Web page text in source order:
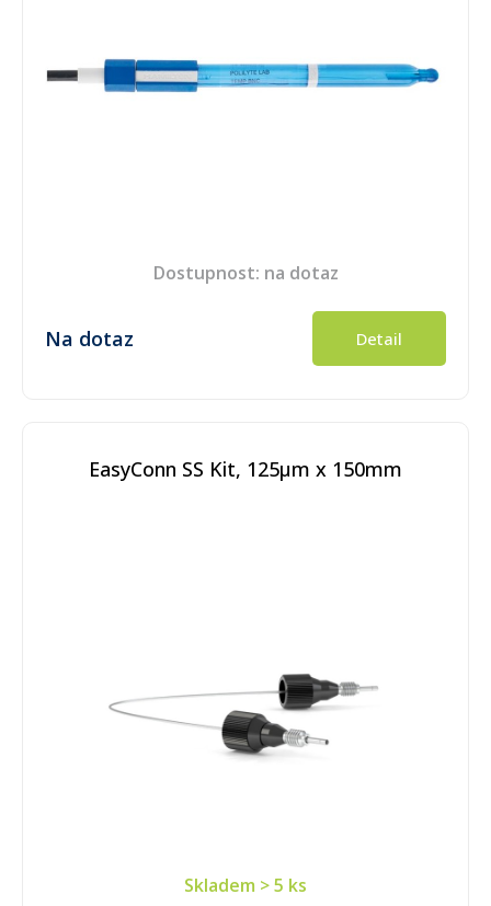
Dostupnost: na dotaz
Na dotaz Detail
EasyConn SS Kit, 125µm x 150mm
Skladem > 5 ks